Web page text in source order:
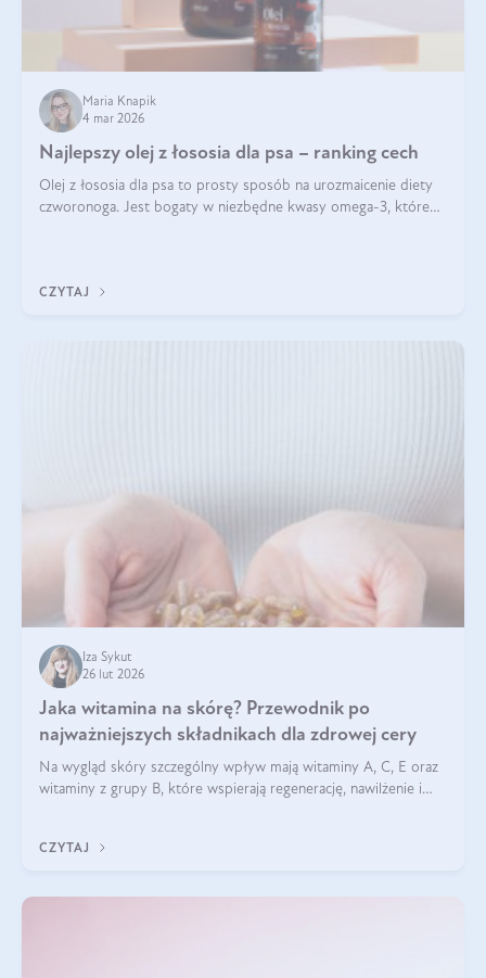
Maria Knapik
4 mar 2026
Najlepszy olej z łososia dla psa – ranking cech
Olej z łososia dla psa to prosty sposób na urozmaicenie diety
czworonoga. Jest bogaty w niezbędne kwasy omega-3, które
CZYTAJ
Iza Sykut
26 lut 2026
Jaka witamina na skórę? Przewodnik po
najważniejszych składnikach dla zdrowej cery
Na wygląd skóry szczególny wpływ mają witaminy A, C, E oraz
witaminy z grupy B, które wspierają regenerację, nawilżenie i
CZYTAJ